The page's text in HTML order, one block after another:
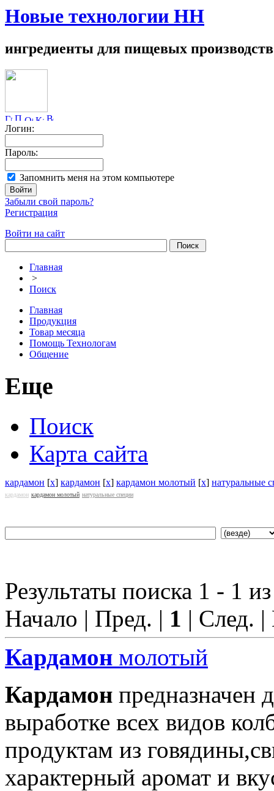
Новые технологии НН
ингредиенты для пищевых производств
Логин:
Пароль:
Запомнить меня на этом компьютере
Забыли свой пароль?
Регистрация
Войти на сайт
Главная
>
Поиск
Главная
Продукция
Товар месяца
Помощь Технологам
Общение
Еще
Поиск
Карта сайта
кардамон [x] кардамон [x] кардамон молотый [x] натуральные
кардамон кардамон молотый натуральные специи
Результаты поиска 1 - 1
Начало | Пред. | 1 | След.
Кардамон молотый
Кардамон предназначен
выработке всех видов
продуктам из
характерный аромат и